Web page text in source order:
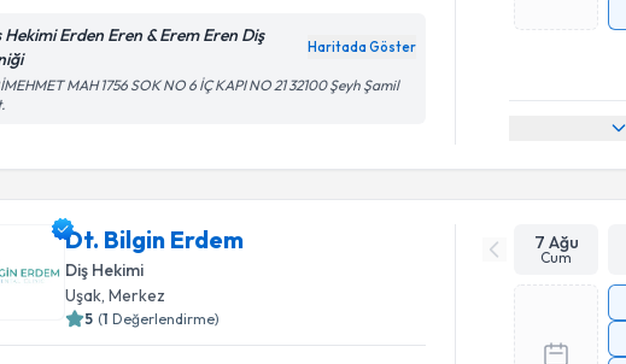
Hekimi Erden Eren & Erem Eren Diş
Haritada Göster
MAH 1756 SOK NO 6 İÇ KAPI NO 21 32100 Şeyh Şamil
Dt. Bilgin Erdem
Diş Hekimi
Uşak, Merkez
5 (1 Değerlendirme)
7 Ağu
Cum